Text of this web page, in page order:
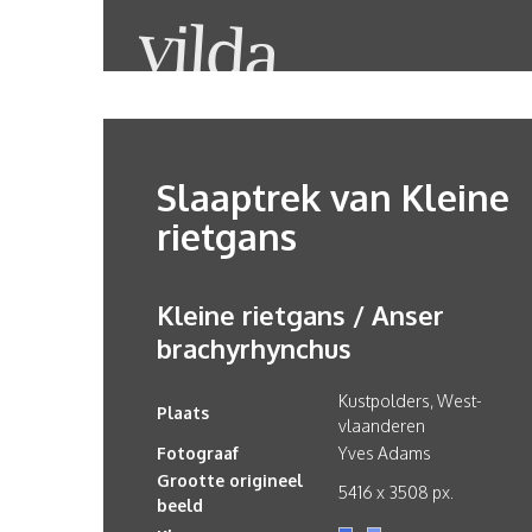
Slaaptrek van Kleine
rietgans
Kleine rietgans / Anser
brachyrhynchus
Plaats
Kustpolders, West-
vlaanderen
Fotograaf
Yves Adams
Grootte origineel
beeld
5416 x 3508 px.